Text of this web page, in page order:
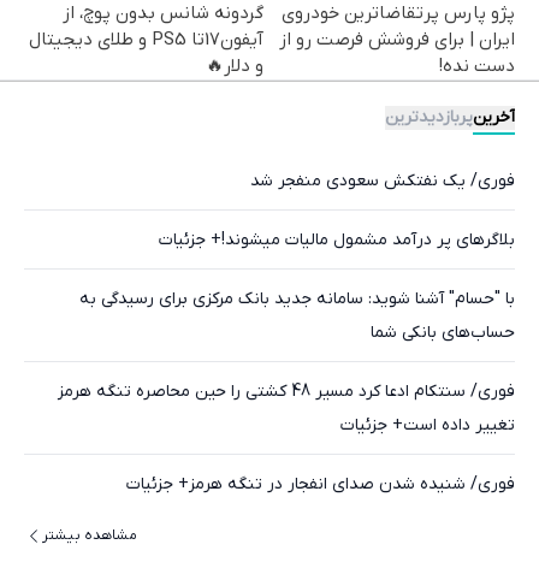
پژو پارس پرتقاضاترین خودروی
ایران | برای فروشش فرصت رو از
دست نده!
گردونه شانس بدون پوچ، از
آیفون17تا PS5 و طلای دیجیتال
و دلار🔥
آخرینپربازدیدترین
فوری/ یک نفتکش سعودی منفجر شد
بلاگرهای پر درآمد مشمول مالیات میشوند!+ جزئیات
با "حسام" آشنا شوید: سامانه جدید بانک مرکزی برای رسیدگی به
حساب‌های بانکی شما
فوری/ سنتکام ادعا کرد مسیر 48 کشتی را حین محاصره تنگه هرمز
تغییر داده است+ جزئیات
فوری/ شنیده شدن صدای انفجار در تنگه هرمز+ جزئیات
مشاهده بیشتر